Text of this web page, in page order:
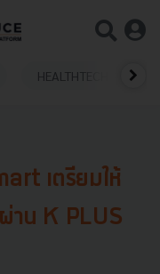
HEALTHTECH
เตรียมให้
าน K PLUS